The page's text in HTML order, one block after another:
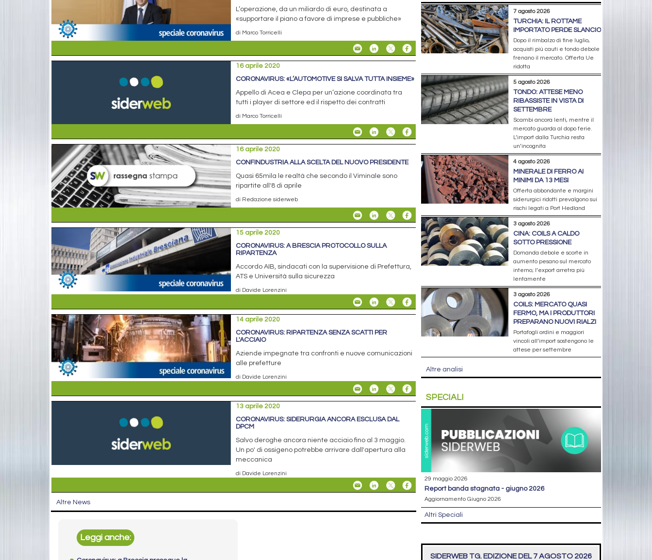
L’operazione, da un miliardo di euro, destinata a
«supportare il piano a favore di imprese e pubbliche»
di Marco Torricelli
16 aprile 2020
CORONAVIRUS: «L’AUTOMOTIVE SI SALVA TUTTA INSIEME»
Appello di Acea e Clepa per un’azione coordinata tra
tutti i player di settore ed il rispetto dei contratti
di Marco Torricelli
16 aprile 2020
CONFINDUSTRIA ALLA SCELTA DEL NUOVO PRESIDENTE
Quasi 65mila le realtà che secondo il Viminale sono
ripartite all'8 di aprile
di Redazione siderweb
15 aprile 2020
CORONAVIRUS: A BRESCIA PROTOCOLLO SULLA
RIPARTENZA
Accordo AIB, sindacati con la supervisione di Prefettura,
ATS e Università sulla sicurezza
di Davide Lorenzini
14 aprile 2020
CORONAVIRUS: RIPARTENZA SENZA SCATTI PER
L'ACCIAIO
Aziende impegnate tra confronti e nuove comunicazioni
alle prefetture
di Davide Lorenzini
13 aprile 2020
CORONAVIRUS: SIDERURGIA ANCORA ESCLUSA DAL
DPCM
Salvo deroghe ancora niente acciaio fino al 3 maggio.
Un po' di ossigeno potrebbe arrivare dall'apertura alla
meccanica
di Davide Lorenzini
Altre News
Leggi anche:
7 agosto 2026
TURCHIA: IL ROTTAME
IMPORTATO PERDE SLANCIO
Dopo il rimbalzo di fine luglio,
acquisti più cauti e tondo debole
frenano il mercato. Offerta Ue
ridotta
5 agosto 2026
TONDO: ATTESE MENO
RIBASSISTE IN VISTA DI
SETTEMBRE
Scambi ancora lenti, mentre il
mercato guarda al dopo ferie.
L’import dalla Turchia resta
un’incognita
4 agosto 2026
MINERALE DI FERRO AI
MINIMI DA 13 MESI
Offerta abbondante e margini
siderurgici ridotti prevalgono sui
rischi legati a Port Hedland
3 agosto 2026
CINA: COILS A CALDO
SOTTO PRESSIONE
Domanda debole e scorte in
aumento pesano sul mercato
interno; l’export arretra più
lentamente
3 agosto 2026
COILS: MERCATO QUASI
FERMO, MA I PRODUTTORI
PREPARANO NUOVI RIALZI
Portafogli ordini e maggiori
vincoli all’import sostengono le
attese per settembre
Altre analisi
SPECIALI
29 maggio 2026
report banda stagnata - giugno 2026
Aggiornamento Giugno 2026
Altri Speciali
SIDERWEB TG. EDIZIONE DEL 7 AGOSTO 2026